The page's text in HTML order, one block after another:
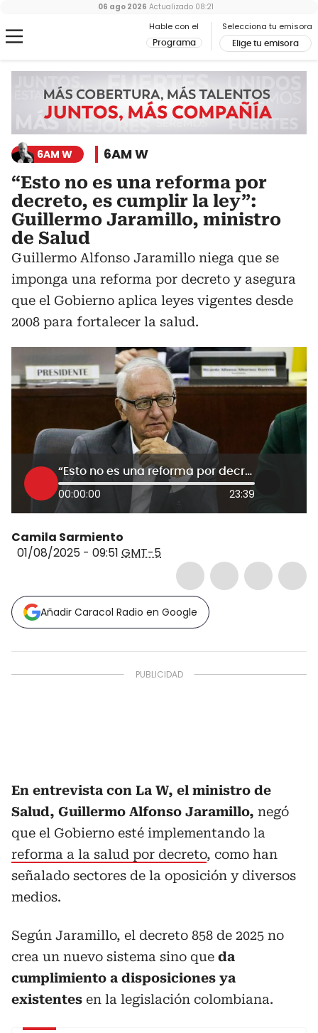
Hable con el
Programa
Selecciona tu emisora
Elige tu emisora
06 ago 2026 Actualizado 08:21
6AM W 6AM W
“Esto no es una reforma por
decreto, es cumplir la ley”:
Guillermo Jaramillo, ministro
de Salud
Guillermo Alfonso Jaramillo niega que se
imponga una reforma por decreto y asegura
que el Gobierno aplica leyes vigentes desde
2008 para fortalecer la salud.
“Esto no es una reforma por decreto, es cumplir la ley”: ministro de Salud, Guillermo Jaramillo
00:00:00 23:39
Camila Sarmiento
01/08/2025 - 09:51 GMT-5
Añadir Caracol Radio en Google
En entrevista con La W, el ministro de
Salud, Guillermo Alfonso Jaramillo, negó
que el Gobierno esté implementando la
reforma a la salud por decreto, como han
señalado sectores de la oposición y diversos
medios.
Según Jaramillo, el decreto 858 de 2025 no
crea un nuevo sistema sino que da
cumplimiento a disposiciones ya
existentes en la legislación colombiana.